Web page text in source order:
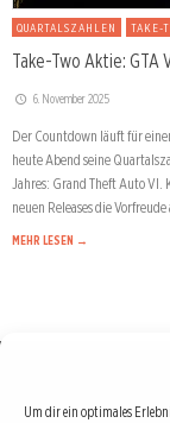
Um dir ein optimales
QUARTALSZAHLEN TAKE-
Take-Two Aktie:
6. November 2025
Der Countdown läuft für
heute Abend seine
Jahres: Grand Theft Auto VI.
neuen Releases die
MEHR LESEN →
Börse : lokal,